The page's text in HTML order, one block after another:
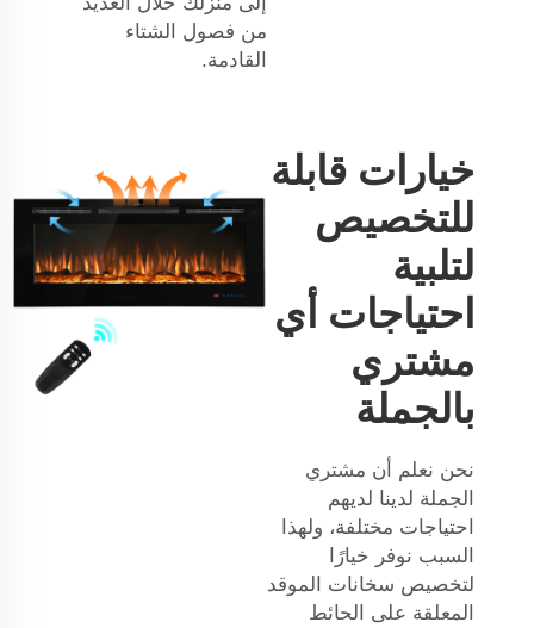
من فصول الشتاء
القادمة.
خيارات قابلة
للتخصيص
لتلبية
احتياجات أي
مشتري
بالجملة
نحن نعلم أن مشتري
الجملة لدينا لديهم
احتياجات مختلفة، ولهذا
السبب نوفر خيارًا
لتخصيص سخانات الموقد
المعلقة على الحائط